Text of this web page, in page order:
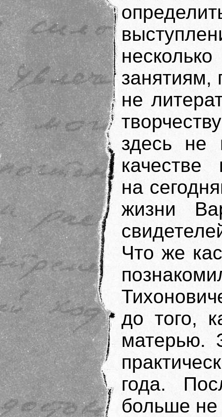
занятиям,
не
здесь не
качестве
на
жизни
Что же
до того,
матерью.
года.
больше